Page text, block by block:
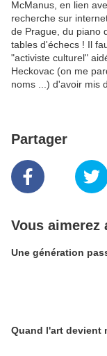
McManus, en lien
recherche sur
de Prague, du piano
tables d'échecs ! Il
"activiste culturel"
Heckovac (on me
noms ...) d'avoir mis
Partager
Vous aimerez
Une génération
Quand l'art devient